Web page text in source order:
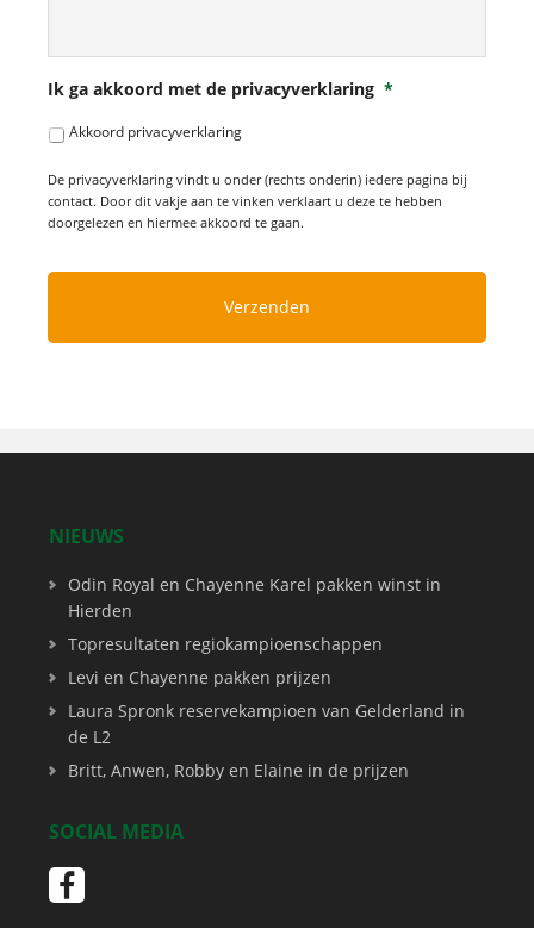
Ik ga akkoord met de privacyverklaring *
Akkoord privacyverklaring
De privacyverklaring vindt u onder (rechts onderin) iedere pagina bij
contact. Door dit vakje aan te vinken verklaart u deze te hebben
doorgelezen en hiermee akkoord te gaan.
NIEUWS
Odin Royal en Chayenne Karel pakken winst in
Hierden
Topresultaten regiokampioenschappen
Levi en Chayenne pakken prijzen
Laura Spronk reservekampioen van Gelderland in
de L2
Britt, Anwen, Robby en Elaine in de prijzen
SOCIAL MEDIA